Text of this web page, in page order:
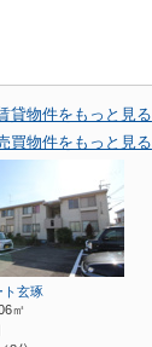
貸物件をもっと見る
買物件をもっと見る
ト玄琢
㎡